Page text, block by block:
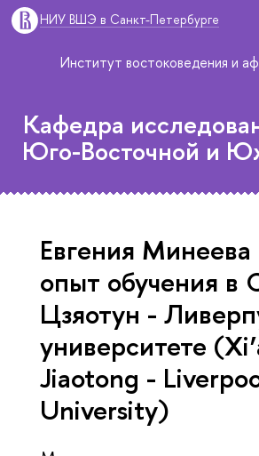
НИУ ВШЭ в Санкт-Петербурге
Институт востоковедения и
Кафедра
Юго-Восточной и
Евгения Минеева
опыт обучения в
Цзяотун -
университете
Jiaotong -
University)